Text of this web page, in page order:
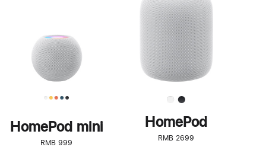
HomePod mini
RMB 999
了
解
HomePod<
HomePod
RMB 2699